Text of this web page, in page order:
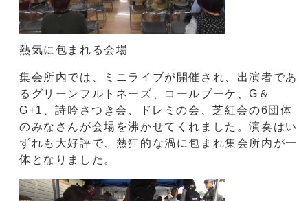
熱気に包まれる会場
集会所内では、ミニライブが開催され、出演者であ
るグリーンフルトネーズ、コールブーケ、G＆
G+1、詩吟さつき会、ドレミの会、芝紅会の6団体
のみなさんが会場を沸かせてくれました。演奏はい
ずれも大好評で、熱狂的な渦に包まれ集会所内が一
体となりました。